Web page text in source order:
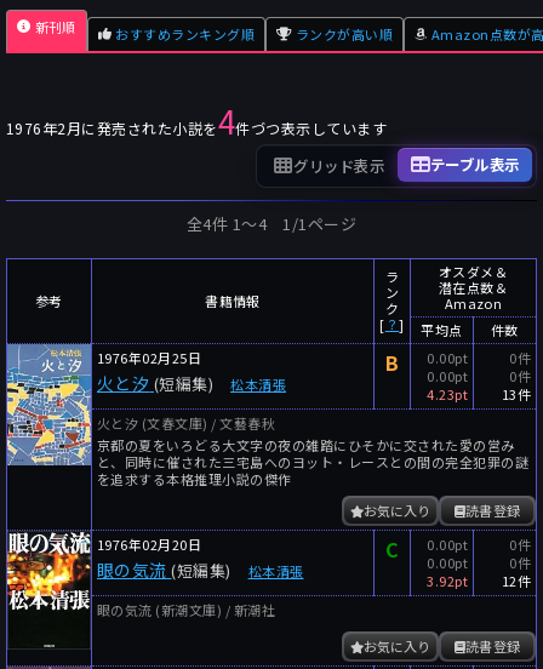
出版社
フォーマット
単行本
～
Pt
～
Pt
～
件
読者数
人
年代
年代と月の範囲
先月以降
～
絞り込みリセット
新刊順 おすすめランキング順 ランクが高い順 Amazon点数が
1976年2月に発売された小説を4件づつ表示しています
グリッド表示 テーブル表示
全4件 1〜4 1/1ページ
参考 書籍情報
ラ
ン
ク
[ ？]
オスダメ＆
潜在点数＆
Amazon
平均点
件数
1976年02月25日
火と汐 (短編集) 松本清張
B
0.00pt
0.00pt
4.23pt
0件
0件
13件
火と汐 (文春文庫) / 文藝春秋
京都の夏をいろどる大文字の夜の雑踏にひそかに交された愛の営み
と、同時に催された三宅島へのヨット・レースとの間の完全犯罪の謎
を追求する本格推理小説の傑作
読書登録
お気に入り
1976年02月20日
眼の気流 (短編集) 松本清張
C
0.00pt
0.00pt
3.92pt
0件
0件
12件
眼の気流 (新潮文庫) / 新潮社
読書登録
お気に入り